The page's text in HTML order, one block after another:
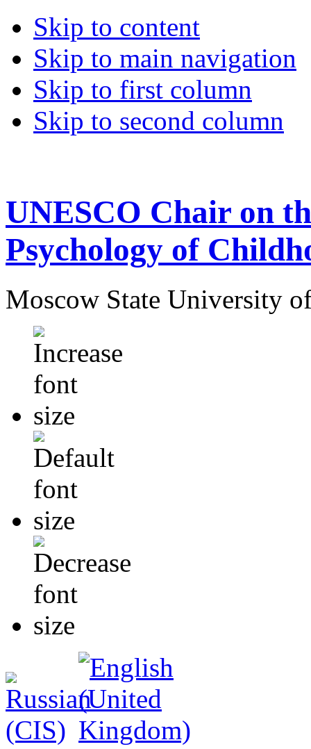
Skip to content
Skip to main navigation
Skip to first column
Skip to second column
UNESCO Chair on
Psychology of
Moscow State University